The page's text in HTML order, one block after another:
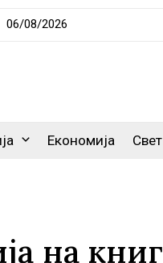
06/08/2026
Економија Свет
на